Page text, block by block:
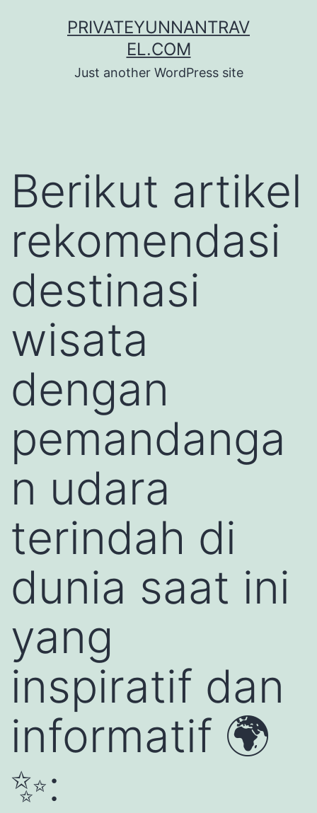
PRIVATEYUNNANTRAV
EL.COM
Just another WordPress site
Berikut artikel
rekomendasi
destinasi
wisata
dengan
pemandanga
n udara
terindah di
dunia saat ini
yang
inspiratif dan
informatif 🌍
✨: